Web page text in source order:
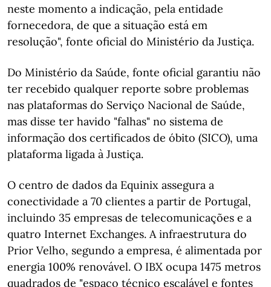
neste momento a indicação, pela entidade
fornecedora, de que a situação está em
resolução", fonte oficial do Ministério da Justiça.
Do Ministério da Saúde, fonte oficial garantiu não
ter recebido qualquer reporte sobre problemas
nas plataformas do Serviço Nacional de Saúde,
mas disse ter havido "falhas" no sistema de
informação dos certificados de óbito (SICO), uma
plataforma ligada à Justiça.
O centro de dados da Equinix assegura a
conectividade a 70 clientes a partir de Portugal,
incluindo 35 empresas de telecomunicações e a
quatro Internet Exchanges. A infraestrutura do
Prior Velho, segundo a empresa, é alimentada por
energia 100% renovável. O IBX ocupa 1475 metros
quadrados de "espaço técnico escalável e fontes